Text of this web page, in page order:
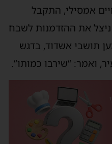
אמסילי, התקבל
את ההזדמנות לשבח
תושבי אשדוד, בדגש
ואמר: “שירבו כמותו”.